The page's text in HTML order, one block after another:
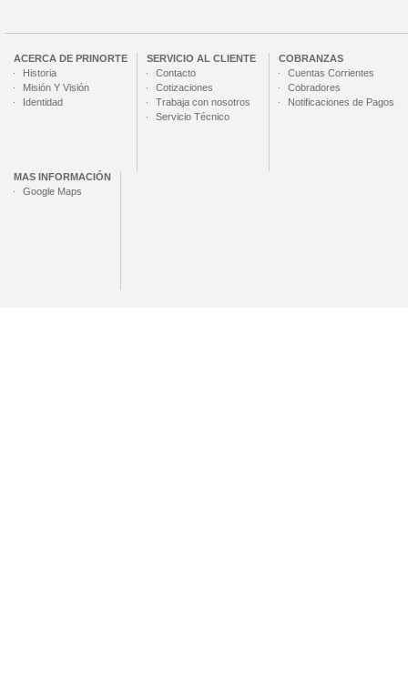
ACERCA DE PRINORTE
Historia
Misión Y Visión
Identidad
SERVICIO AL CLIENTE
Contacto
Cotizaciones
Trabaja con nosotros
Servicio Técnico
COBRANZAS
Cuentas Corrientes
Cobradores
Notificaciones de Pagos
MAS INFORMACIÓN
Google Maps